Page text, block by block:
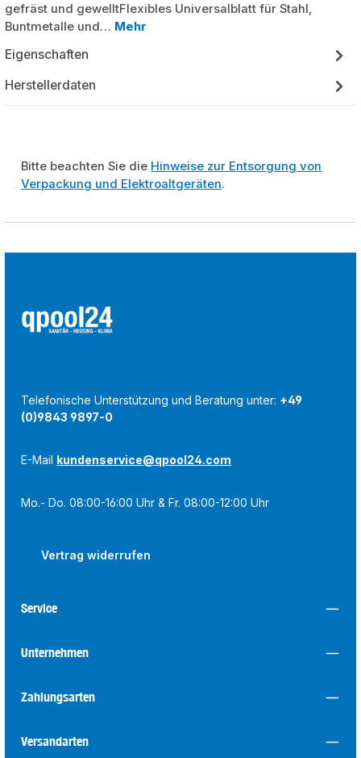
gefräst und gewelltFlexibles Universalblatt für Stahl,
Buntmetalle und… Mehr
Eigenschaften
Herstellerdaten
Bitte beachten Sie die Hinweise zur Entsorgung von
Verpackung und Elektroaltgeräten.
Telefonische Unterstützung und Beratung unter: +49
(0)9843 9897-0
E-Mail kundenservice@qpool24.com
Mo.- Do. 08:00-16:00 Uhr & Fr. 08:00-12:00 Uhr
Vertrag widerrufen
Service
Unternehmen
Zahlungsarten
Versandarten